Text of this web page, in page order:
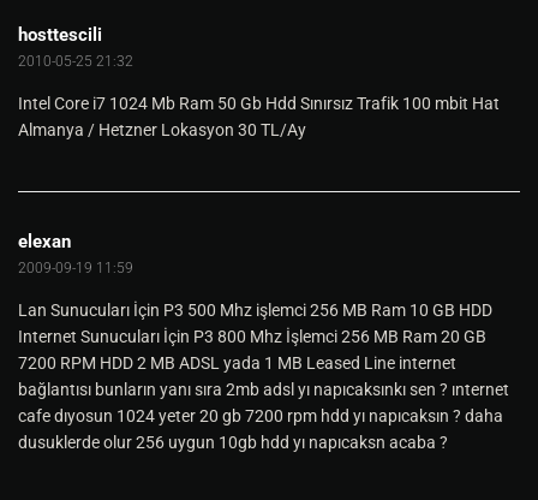
hosttescili
2010-05-25 21:32
Intel Core i7 1024 Mb Ram 50 Gb Hdd Sınırsız Trafik 100 mbit Hat
Almanya / Hetzner Lokasyon 30 TL/Ay
elexan
2009-09-19 11:59
Lan Sunucuları İçin P3 500 Mhz işlemci 256 MB Ram 10 GB HDD
Internet Sunucuları İçin P3 800 Mhz İşlemci 256 MB Ram 20 GB
7200 RPM HDD 2 MB ADSL yada 1 MB Leased Line internet
bağlantısı bunların yanı sıra 2mb adsl yı napıcaksınkı sen ? ınternet
cafe dıyosun 1024 yeter 20 gb 7200 rpm hdd yı napıcaksın ? daha
dusuklerde olur 256 uygun 10gb hdd yı napıcaksn acaba ?